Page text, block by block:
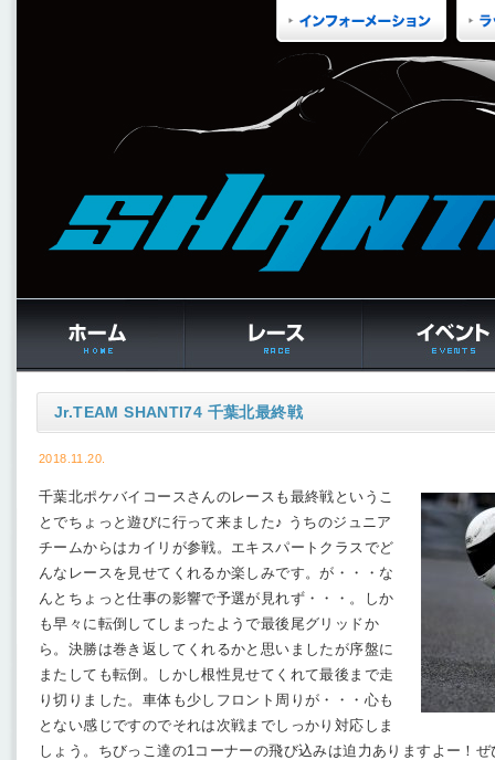
Jr.TEAM SHANTI74 千葉北最終戦
2018.11.20.
千葉北ポケバイコースさんのレースも最終戦というこ
とでちょっと遊びに行って来ました♪ うちのジュニア
チームからはカイリが参戦。エキスパートクラスでど
んなレースを見せてくれるか楽しみです。が・・・な
んとちょっと仕事の影響で予選が見れず・・・。しか
も早々に転倒してしまったようで最後尾グリッドか
ら。決勝は巻き返してくれるかと思いましたが序盤に
またしても転倒。しかし根性見せてくれて最後まで走
り切りました。車体も少しフロント周りが・・・心も
とない感じですのでそれは次戦までしっかり対応しま
しょう。ちびっこ達の1コーナーの飛び込みは迫力ありますよー！